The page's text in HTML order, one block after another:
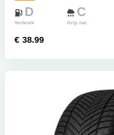
D
Verbruik
C
Grip nat
€ 38.99